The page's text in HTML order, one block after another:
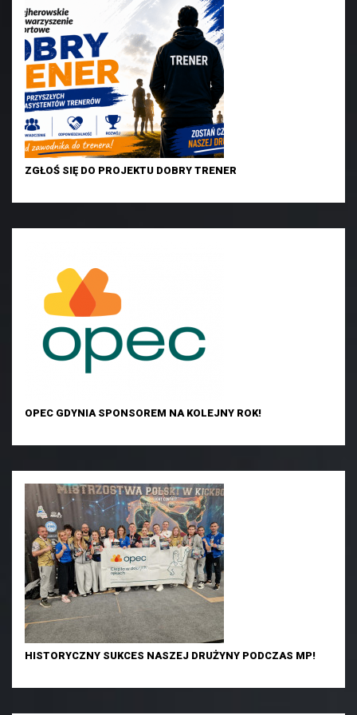
ZGŁOŚ SIĘ DO PROJEKTU DOBRY TRENER
OPEC GDYNIA SPONSOREM NA KOLEJNY ROK!
HISTORYCZNY SUKCES NASZEJ DRUŻYNY PODCZAS MP!